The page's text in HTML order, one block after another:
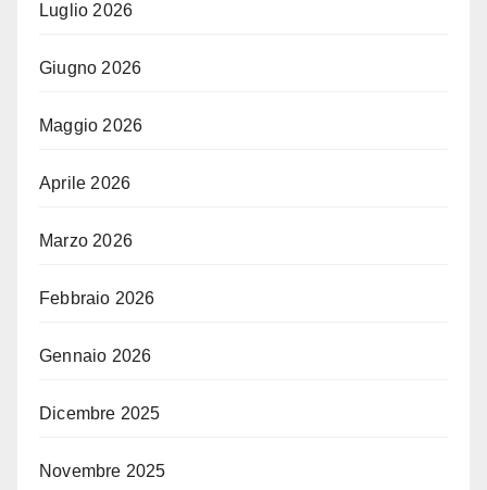
Luglio 2026
Giugno 2026
Maggio 2026
Aprile 2026
Marzo 2026
Febbraio 2026
Gennaio 2026
Dicembre 2025
Novembre 2025